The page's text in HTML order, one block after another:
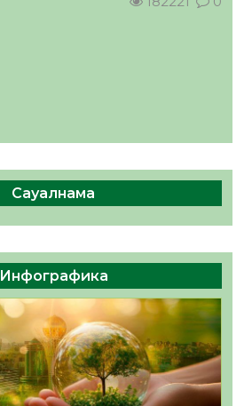
Сауалнама
Инфографика